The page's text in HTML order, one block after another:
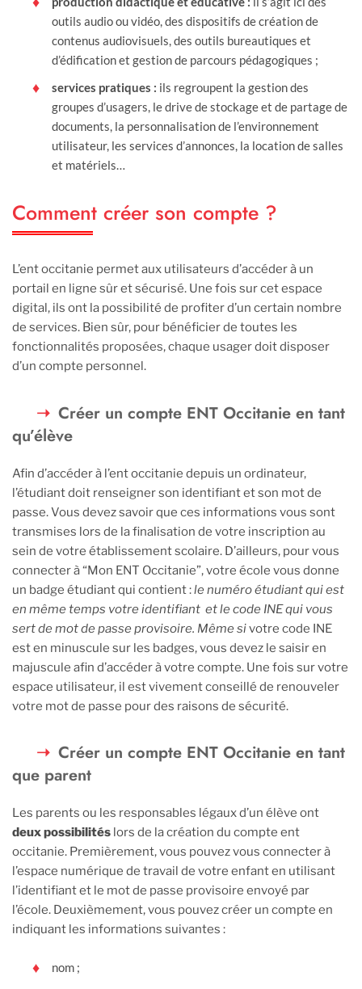
outils audio ou vidéo, des dispositifs de création de
contenus audiovisuels, des outils bureautiques et
d’édification et gestion de parcours pédagogiques ;
services pratiques : ils regroupent la gestion des
groupes d’usagers, le drive de stockage et de partage de
documents, la personnalisation de l’environnement
utilisateur, les services d’annonces, la location de salles
et matériels…
Comment créer son compte ?
L’ent occitanie permet aux utilisateurs d’accéder à un
portail en ligne sûr et sécurisé. Une fois sur cet espace
digital, ils ont la possibilité de profiter d’un certain nombre
de services. Bien sûr, pour bénéficier de toutes les
fonctionnalités proposées, chaque usager doit disposer
d’un compte personnel.
Créer un compte ENT Occitanie en tant
qu’élève
Afin d’accéder à l’ent occitanie depuis un ordinateur,
l’étudiant doit renseigner son identifiant et son mot de
passe. Vous devez savoir que ces informations vous sont
transmises lors de la finalisation de votre inscription au
sein de votre établissement scolaire. D’ailleurs, pour vous
connecter à “Mon ENT Occitanie”, votre école vous donne
un badge étudiant qui contient :le numéro étudiant qui est
en même temps votre identifiant et le code INE qui vous
sert de mot de passe provisoire. Même sivotre code INE
est en minuscule sur les badges, vous devez le saisir en
majuscule afin d’accéder à votre compte. Une fois sur votre
espace utilisateur, il est vivement conseillé de renouveler
votre mot de passe pour des raisons de sécurité.
Créer un compte ENT Occitanie en tant
que parent
Les parents ou les responsables légaux d’un élève ont
deux possibilités lors de la création du compte ent
occitanie. Premièrement, vous pouvez vous connecter à
l’espace numérique de travail de votre enfant en utilisant
l’identifiant et le mot de passe provisoire envoyé par
l’école. Deuxièmement, vous pouvez créer un compte en
indiquant les informations suivantes :
nom ;